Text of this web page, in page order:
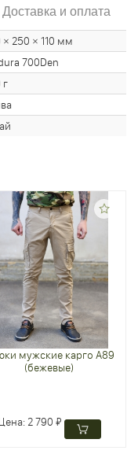
Доставка и оплата
250 × 110 мм
700Den
мужские карго А89
(бежевые)
2 790 ₽